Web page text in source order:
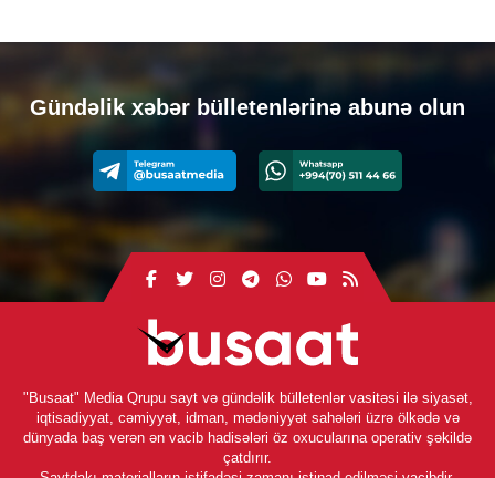
Gündəlik xəbər bülletenlərinə abunə olun
"Busaat" Media Qrupu sayt və gündəlik bülletenlər vasitəsi ilə siyasət,
iqtisadiyyat, cəmiyyət, idman, mədəniyyət sahələri üzrə ölkədə və
dünyada baş verən ən vacib hadisələri öz oxucularına operativ şəkildə
çatdırır.